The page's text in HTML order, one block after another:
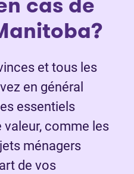
et tous les
en général
essentiels
valeur, comme les
ménagers
de vos